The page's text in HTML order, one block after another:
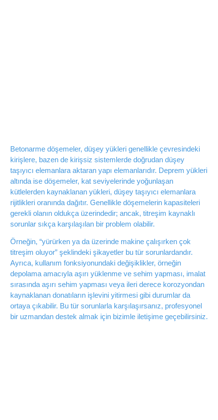
Betonarme döşemeler, düşey yükleri genellikle çevresindeki
kirişlere, bazen de kirişsiz sistemlerde doğrudan düşey
taşıyıcı elemanlara aktaran yapı elemanlarıdır. Deprem yükleri
altında ise döşemeler, kat seviyelerinde yoğunlaşan
kütlelerden kaynaklanan yükleri, düşey taşıyıcı elemanlara
rijitlikleri oranında dağıtır. Genellikle döşemelerin kapasiteleri
gerekli olanın oldukça üzerindedir; ancak, titreşim kaynaklı
sorunlar sıkça karşılaşılan bir problem olabilir.
Örneğin, “yürürken ya da üzerinde makine çalışırken çok
titreşim oluyor” şeklindeki şikayetler bu tür sorunlardandır.
Ayrıca, kullanım fonksiyonundaki değişiklikler, örneğin
depolama amacıyla aşırı yüklenme ve sehim yapması, imalat
sırasında aşırı sehim yapması veya ileri derece korozyondan
kaynaklanan donatıların işlevini yitirmesi gibi durumlar da
ortaya çıkabilir. Bu tür sorunlarla karşılaşırsanız, profesyonel
bir uzmandan destek almak için bizimle iletişime geçebilirsiniz.